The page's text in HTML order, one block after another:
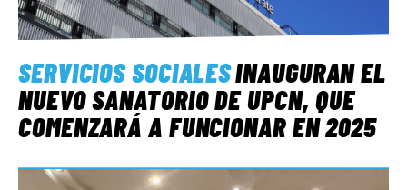
SERVICIOS SOCIALESINAUGURAN EL
NUEVO SANATORIO DE UPCN, QUE
COMENZARÁ A FUNCIONAR EN 2025